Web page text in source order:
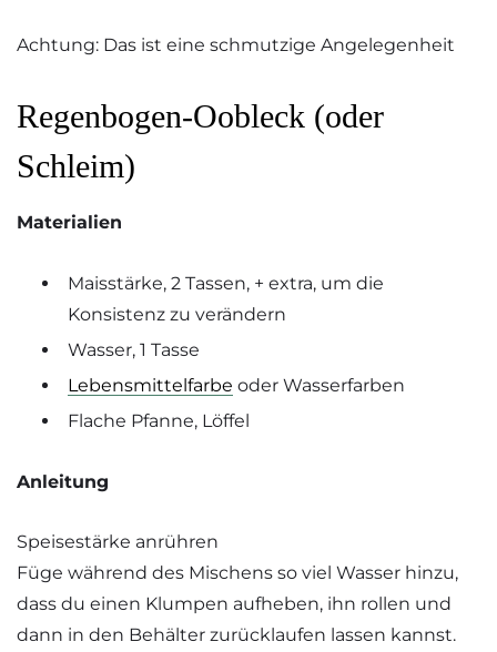
Achtung: Das ist eine schmutzige Angelegenheit
Regenbogen-Oobleck (oder
Schleim)
Materialien
Maisstärke, 2 Tassen, + extra, um die
Konsistenz zu verändern
Wasser, 1 Tasse
Lebensmittelfarbe oder Wasserfarben
Flache Pfanne, Löffel
Anleitung
Speisestärke anrühren
Füge während des Mischens so viel Wasser hinzu,
dass du einen Klumpen aufheben, ihn rollen und
dann in den Behälter zurücklaufen lassen kannst.